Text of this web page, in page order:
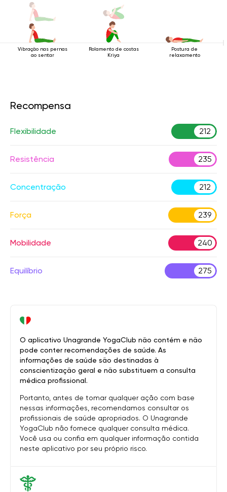
Vibração nas pernas
ao sentar
Rolamento de costas
Kriya
Postura de
relaxamento
Recompensa
Flexibilidade 212
Resistência 235
Concentração 212
Força 239
Mobilidade 240
Equilíbrio 275
O aplicativo Unagrande YogaClub não contém e não
pode conter recomendações de saúde. As
informações de saúde são destinadas à
conscientização geral e não substituem a consulta
médica profissional.
Portanto, antes de tomar qualquer ação com base
nessas informações, recomendamos consultar os
profissionais de saúde apropriados. O Unagrande
YogaClub não fornece qualquer consulta médica.
Você usa ou confia em qualquer informação contida
neste aplicativo por seu próprio risco.